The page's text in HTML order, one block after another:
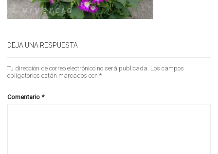
DEJA UNA RESPUESTA
Tu dirección de correo electrónico no será publicada. Los campos
obligatorios están marcados con *
Comentario *